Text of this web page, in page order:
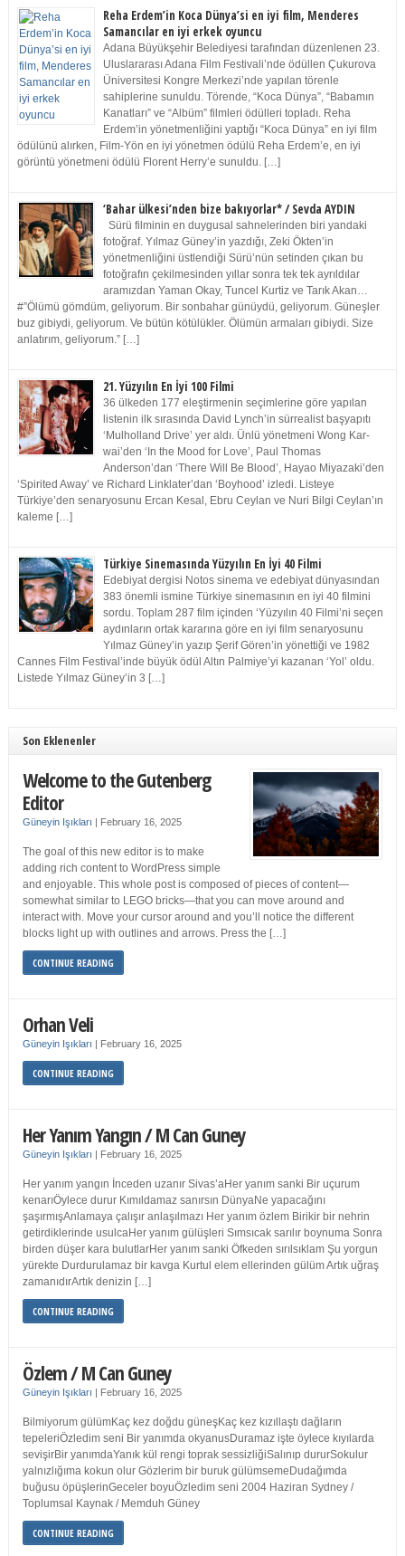
Reha Erdem’in Koca Dünya’si en iyi film, Menderes
Samancılar en iyi erkek oyuncu
Adana Büyükşehir Belediyesi tarafından düzenlenen 23.
Uluslararası Adana Film Festivali’nde ödüllen Çukurova
Üniversitesi Kongre Merkezi’nde yapılan törenle
sahiplerine sunuldu. Törende, “Koca Dünya”, “Babamın
Kanatları” ve “Albüm” filmleri ödülleri topladı. Reha
Erdem’in yönetmenliğini yaptığı “Koca Dünya” en iyi film
ödülünü alırken, Film-Yön en iyi yönetmen ödülü Reha Erdem’e, en iyi
görüntü yönetmeni ödülü Florent Herry’e sunuldu. […]
‘Bahar ülkesi’nden bize bakıyorlar* / Sevda AYDIN
Sürü filminin en duygusal sahnelerinden biri yandaki
fotoğraf. Yılmaz Güney’in yazdığı, Zeki Ökten’in
yönetmenliğini üstlendiği Sürü’nün setinden çıkan bu
fotoğrafın çekilmesinden yıllar sonra tek tek ayrıldılar
aramızdan Yaman Okay, Tuncel Kurtiz ve Tarık Akan…
#”Ölümü gömdüm, geliyorum. Bir sonbahar günüydü, geliyorum. Güneşler
buz gibiydi, geliyorum. Ve bütün kötülükler. Ölümün armaları gibiydi. Size
anlatırım, geliyorum.” […]
21. Yüzyılın En İyi 100 Filmi
36 ülkeden 177 eleştirmenin seçimlerine göre yapılan
listenin ilk sırasında David Lynch’in sürrealist başyapıtı
‘Mulholland Drive’ yer aldı. Ünlü yönetmeni Wong Kar-
wai’den ‘In the Mood for Love’, Paul Thomas
Anderson’dan ‘There Will Be Blood’, Hayao Miyazaki’den
‘Spirited Away’ ve Richard Linklater’dan ‘Boyhood’ izledi. Listeye
Türkiye’den senaryosunu Ercan Kesal, Ebru Ceylan ve Nuri Bilgi Ceylan’ın
kaleme […]
Türkiye Sinemasında Yüzyılın En İyi 40 Filmi
Edebiyat dergisi Notos sinema ve edebiyat dünyasından
383 önemli ismine Türkiye sinemasının en iyi 40 filmini
sordu. Toplam 287 film içinden ‘Yüzyılın 40 Filmi’ni seçen
aydınların ortak kararına göre en iyi film senaryosunu
Yılmaz Güney’in yazıp Şerif Gören’in yönettiği ve 1982
Cannes Film Festival’inde büyük ödül Altın Palmiye’yi kazanan ‘Yol’ oldu.
Listede Yılmaz Güney’in 3 […]
Son Eklenenler
Welcome to the Gutenberg
Editor
Güneyin Işıkları | February 16, 2025
The goal of this new editor is to make
adding rich content to WordPress simple
and enjoyable. This whole post is composed of pieces of content—
somewhat similar to LEGO bricks—that you can move around and
interact with. Move your cursor around and you’ll notice the different
blocks light up with outlines and arrows. Press the […]
CONTINUE READING
Orhan Veli
Güneyin Işıkları | February 16, 2025
CONTINUE READING
Her Yanım Yangın / M Can Guney
Güneyin Işıkları | February 16, 2025
Her yanım yangın İnceden uzanır Sivas’aHer yanım sanki Bir uçurum
kenarıÖylece durur Kımıldamaz sanırsın DünyaNe yapacağını
şaşırmışAnlamaya çalışır anlaşılmazı Her yanım özlem Birikir bir nehrin
getirdiklerinde usulcaHer yanım gülüşleri Sımsıcak sarılır boynuma Sonra
birden düşer kara bulutlarHer yanım sanki Öfkeden sırılsıklam Şu yorgun
yürekte Durdurulamaz bir kavga Kurtul elem ellerinden gülüm Artık uğraş
zamanıdırArtık denizin […]
CONTINUE READING
Özlem / M Can Guney
Güneyin Işıkları | February 16, 2025
Bilmiyorum gülümKaç kez doğdu güneşKaç kez kızıllaştı dağların
tepeleriÖzledim seni Bir yanımda okyanusDuramaz işte öylece kıyılarda
sevişirBir yanımdaYanık kül rengi toprak sessizliğiSalınıp dururSokulur
yalnızlığıma kokun olur Gözlerim bir buruk gülümsemeDudağımda
buğusu öpüşlerinGeceler boyuÖzledim seni 2004 Haziran Sydney /
Toplumsal Kaynak / Memduh Güney
CONTINUE READING